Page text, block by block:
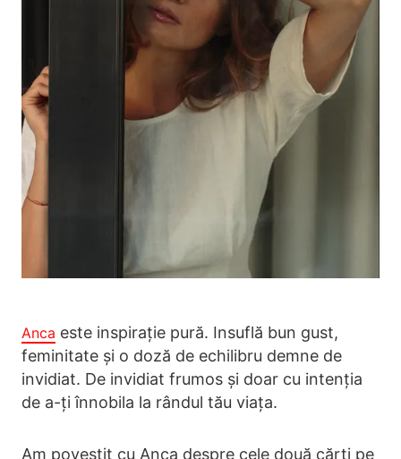
Anca este inspirație pură. Insuflă bun gust,
feminitate și o doză de echilibru demne de
invidiat. De invidiat frumos și doar cu intenția
de a-ți înnobila la rândul tău viața.
Am povestit cu Anca despre cele două cărți pe